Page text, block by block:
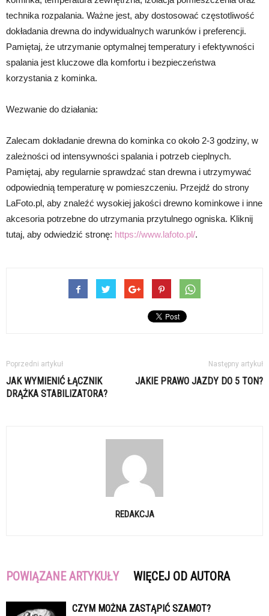
technika rozpalania. Ważne jest, aby dostosować częstotliwość
dokładania drewna do indywidualnych warunków i preferencji.
Pamiętaj, że utrzymanie optymalnej temperatury i efektywności
spalania jest kluczowe dla komfortu i bezpieczeństwa
korzystania z kominka.
Wezwanie do działania:
Zalecam dokładanie drewna do kominka co około 2-3 godziny, w
zależności od intensywności spalania i potrzeb cieplnych.
Pamiętaj, aby regularnie sprawdzać stan drewna i utrzymywać
odpowiednią temperaturę w pomieszczeniu. Przejdź do strony
LaFoto.pl, aby znaleźć wysokiej jakości drewno kominkowe i inne
akcesoria potrzebne do utrzymania przytulnego ogniska. Kliknij
tutaj, aby odwiedzić stronę: https://www.lafoto.pl/.
Poprzedni artykuł
JAK WYMIENIĆ ŁĄCZNIK
DRĄŻKA STABILIZATORA?
Następny artykuł
JAKIE PRAWO JAZDY DO 5 TON?
REDAKCJA
POWIĄZANE ARTYKUŁY WIĘCEJ OD AUTORA
CZYM MOŻNA ZASTĄPIĆ SZAMOT?